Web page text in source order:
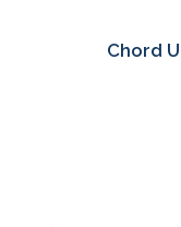
Chord